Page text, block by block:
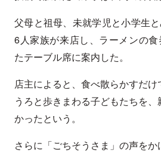
父母と祖母、未就学児と小学生
6人家族が来店し、ラーメンの
たテーブル席に案内した。
店主によると、食べ散らかすだ
うろと歩きまわる子どもたちを
かったという。
さらに「ごちそうさま」の声を